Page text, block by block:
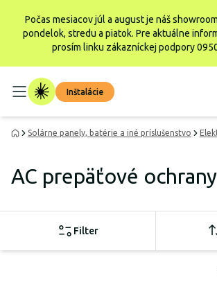
Počas mesiacov júl a august je náš
pondelok, stredu a piatok. Pre aktuálne
prosím linku zákazníckej podpory
Inštalácie
Solárne panely, batérie a iné príslušenstvo
AC prepäťové ochrany
Filter